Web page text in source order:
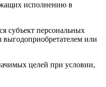
исполнению в
субъект персональных
выгодоприобретателем или
целей при условии,